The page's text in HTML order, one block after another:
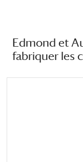
Edmond et
fabriquer les